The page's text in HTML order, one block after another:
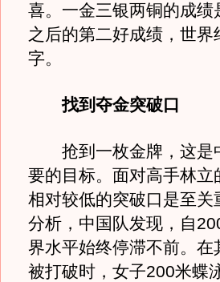
喜。一金三银两铜的成
之后的第二好成绩，世
字。
找到夺金突破口
抢到一枚金牌，这是
要的目标。面对高手林
相对较低的突破口是至
分析，中国队发现，自
界水平始终停滞不前。
被打破时，女子200米蝶